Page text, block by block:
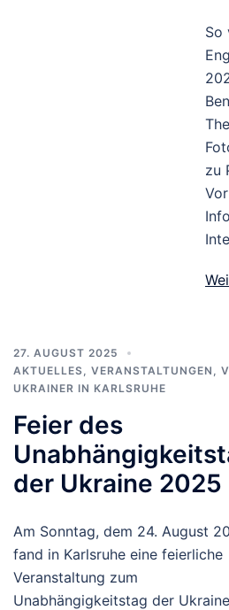
So
zu
27. AUGUST 2025
AKTUELLES
VERANSTALTUNGEN
UKRAINER IN KARLSRUHE
Feier des
der Ukraine 2025
Am Sonntag, dem 24. August
fand in Karlsruhe eine feierliche
Veranstaltung zum
Unabhängigkeitstag der